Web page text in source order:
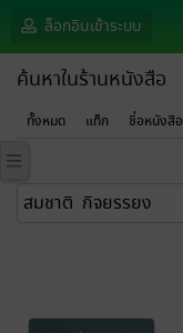
ล็อกอินเข้าระบบ
ค้นหาในร้านหนังสือ
ทั้งหมด แท็ก ชื่อหนังสือ